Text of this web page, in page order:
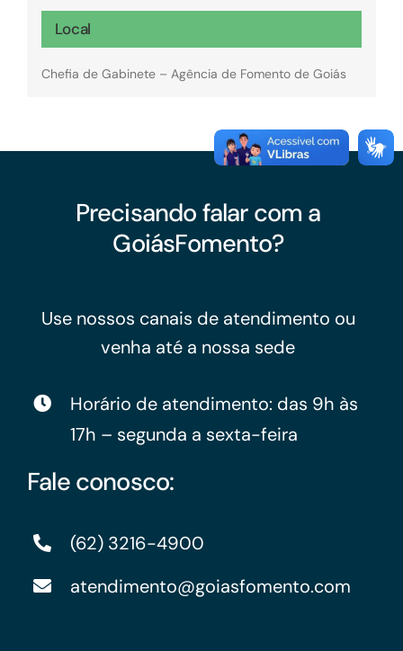
Local
Chefia de Gabinete – Agência de Fomento de Goiás
Precisando falar com a
GoiásFomento?
Use nossos canais de atendimento ou
venha até a nossa sede
Horário de atendimento: das 9h às
17h – segunda a sexta-feira
Fale conosco:
(62) 3216-4900
atendimento@goiasfomento.com